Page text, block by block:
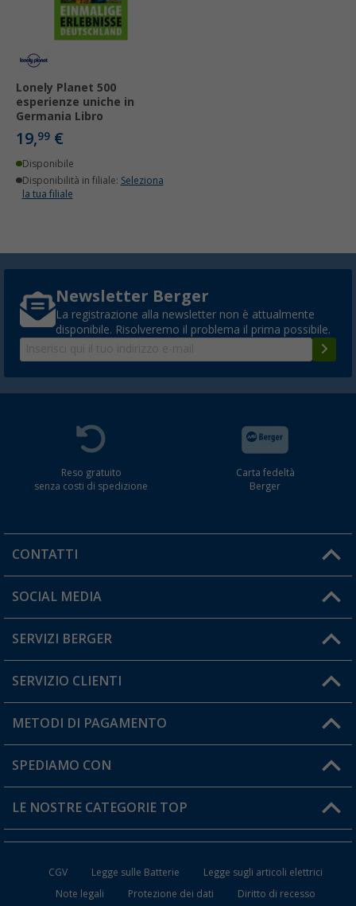
Lonely Planet 500
esperienze uniche in
Germania Libro
19,99 €
Disponibile
Disponibilità in filiale: Seleziona
la tua filiale
Newsletter Berger
La registrazione alla newsletter non è attualmente
disponibile. Risolveremo il problema il prima possibile.
Reso gratuito
senza costi di spedizione
Carta fedeltà
Berger
CONTATTI
Orari di apertura del servizio:
Hai una domanda?
SOCIAL MEDIA
SERVIZI BERGER
Diventare rivenditori
Il mio Account
Carta fedeltà Berger
SERVIZIO CLIENTI
Informazioni sulla spedizione
Resi
FAQ e Contatti
METODI DI PAGAMENTO
SPEDIAMO CON
LE NOSTRE CATEGORIE TOP
CGV Legge sulle Batterie
Legge sugli articoli elettrici
Note legali
Protezione dei dati Diritto di recesso